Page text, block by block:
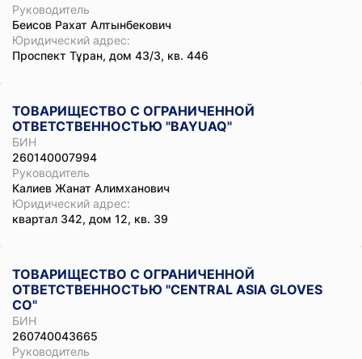
Руководитель
Беисов Рахат Алтынбекович
Юридический адрес:
Проспект Тұран, дом 43/3, кв. 446
ТОВАРИЩЕСТВО С ОГРАНИЧЕННОЙ
ОТВЕТСТВЕННОСТЬЮ "BAYUAQ"
БИН
260140007994
Руководитель
Калиев Жанат Алимханович
Юридический адрес:
квартал 342, дом 12, кв. 39
ТОВАРИЩЕСТВО С ОГРАНИЧЕННОЙ
ОТВЕТСТВЕННОСТЬЮ "CENTRAL ASIA GLOVES
CO"
БИН
260740043665
Руководитель